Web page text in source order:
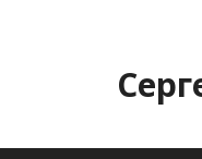
содержимому